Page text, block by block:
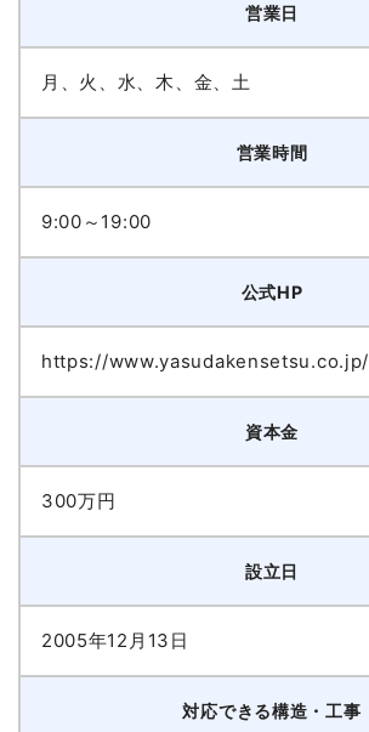
営業日
月、火、水、木、金、土
営業時間
9:00～19:00
公式HP
https://www.yasudakensetsu.co.jp/
資本金
300万円
設立日
2005年12月13日
対応できる構造・工事